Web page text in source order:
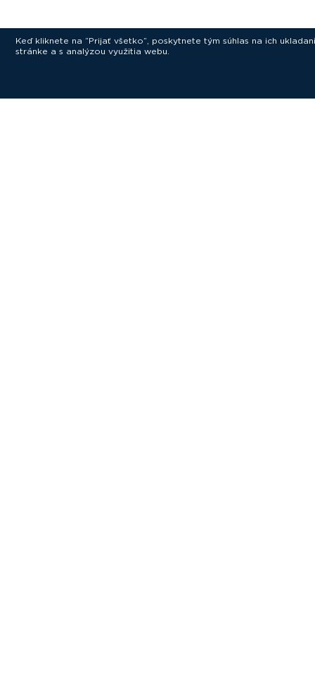
Keď kliknete na “Prijať všetko”, poskytnete tým súhlas na ich
stránke a s analýzou využitia webu.